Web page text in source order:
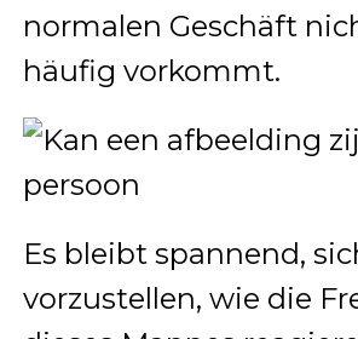
normalen Geschäft
häufig vorkommt.
Es bleibt spannend,
vorzustellen, wie die